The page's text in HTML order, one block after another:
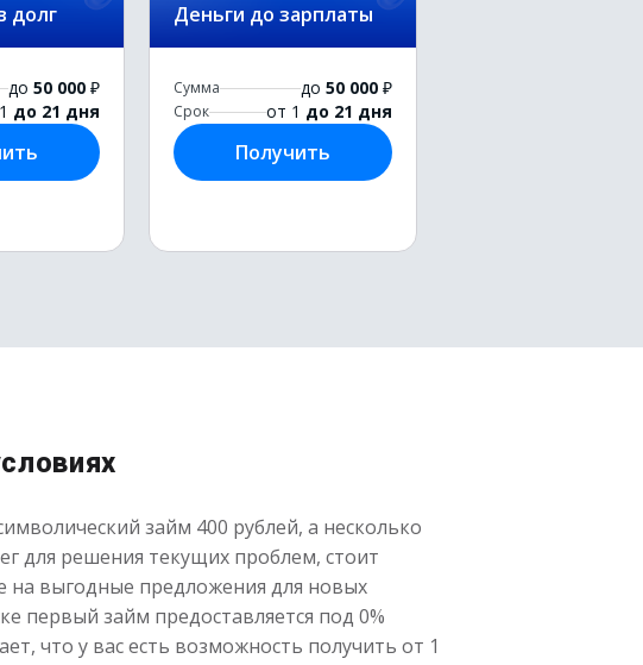
долг
до 50 000 ₽
до 21 дня
Деньги до зарплаты
Сумма до 50 000 ₽
Срок от 1 до 21 дня
Получить
займ 400 рублей, а несколько
для решения текущих проблем, стоит
на выгодные предложения для новых
первый займ предоставляется под 0%
что у вас есть возможность получить от 1